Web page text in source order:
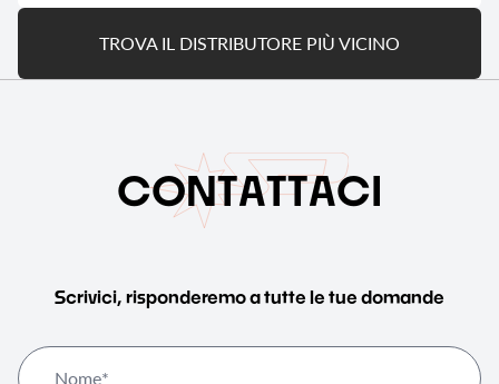
TROVA IL DISTRIBUTORE PIÙ VICINO
CONTATTACI
Scrivici, risponderemo a tutte le tue domande